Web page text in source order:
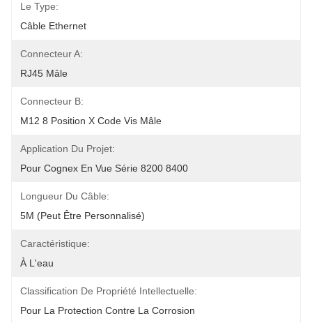
Le Type:
Câble Ethernet
Connecteur A:
RJ45 Mâle
Connecteur B:
M12 8 Position X Code Vis Mâle
Application Du Projet:
Pour Cognex En Vue Série 8200 8400
Longueur Du Câble:
5M (peut Être Personnalisé)
Caractéristique:
À L'eau
Classification De Propriété Intellectuelle:
Pour La Protection Contre La Corrosion